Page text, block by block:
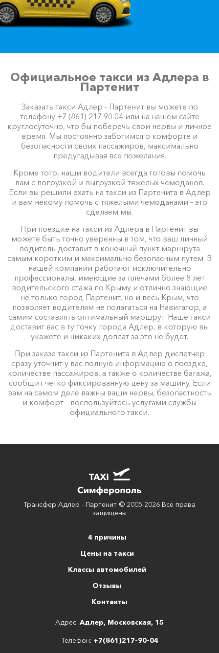
Официальное такси из Адлера в
Партенит
Заказать такси Адлер - Партенит вы можете по
телефону +7 (861) 217 90 04 или на нашем сайте
круглосуточно, что бы поберечь свои нервы и личное
время. Мы постоянно заботимся о комфорте и
безопасности своих пассажиров, максимально
предугадывая все пожелания.
Кроме того, наши водители всегда готовы помочь
вам с погрузкой и выгрузкой тяжелых чемоданов.
Если вы решили ехать на такси из Партенита в Адлер
и вам некому помочь с тяжелыми чемоданами – это
сделаем мы.
При поездке на такси из Адлера в Партенит вы
можете быть точно уверенны в том, что ваш личный
водитель доставит в конечный пункт маршрута
самым коротким и максимально безопасным путем. В
нашей компании работают исключительно
профессионалы, имеющие за плечами более 8 лет
водительского стажа по Крыму и отлично знающие
не только город Партенит, но и весь Крым, что
позволяет водителям не полагаться на Навигатор, а
самим составлять оптимальный маршрут. Наше такси
доставит вас в ту точку города Адлер, в которую вы
укажете и никаких доплат за это не будет.
При заказе такси из Партенита в Адлер диспетчер
сразу уточнит у вас полную информацию о поездке,
количестве пассажиров, а также о количестве багажа,
сообщит четко фиксированную цену за машину. Если
вам на самом деле важны ваши нервы, безопастность
и комфорт – воспользуйтесь услугами службы
официального такси.
Трансфер Адлер - Партенит © 2005-2026 Все права
защищены
4 причины
Цены на такси
Классы автомобилей
Отзывы
Контакты
Адрес: Адлер, Московская, 15
Телефон: +7(861)217-90-04